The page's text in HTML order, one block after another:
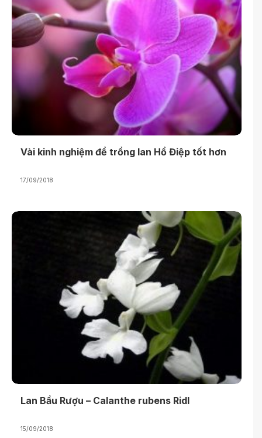
Vài kinh nghiệm để trồng lan Hồ Điệp tốt hơn
17/09/2018
Lan Bầu Rượu – Calanthe rubens Ridl
15/09/2018